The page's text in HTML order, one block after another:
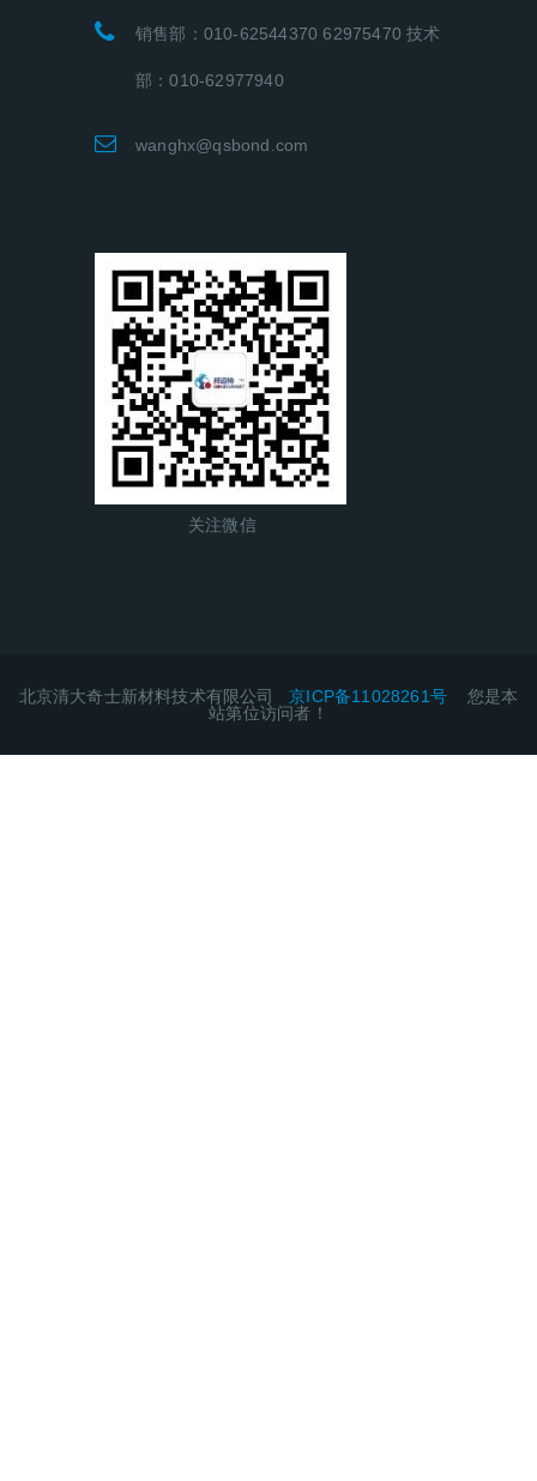
销售部：010-62544370 62975470 技术
部：010-62977940
wanghx@qsbond.com
关注微信
北京清大奇士新材料技术有限公司京ICP备11028261号 您是本
站第位访问者！